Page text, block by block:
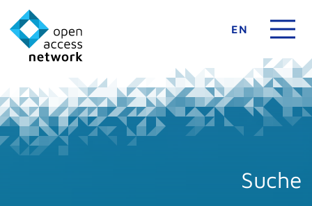
EN
Suche